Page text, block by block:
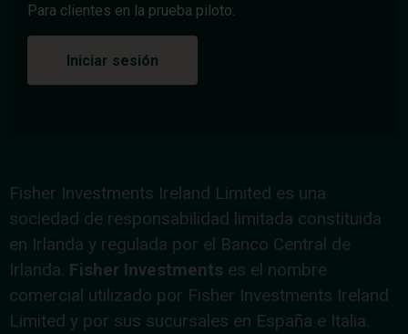
Para clientes en la prueba piloto.
Iniciar sesión
Fisher Investments Ireland Limited es una
sociedad de responsabilidad limitada constituida
en Irlanda y regulada por el Banco Central de
Irlanda. Fisher Investments es el nombre
comercial utilizado por Fisher Investments Ireland
Limited y por sus sucursales en España e Italia.